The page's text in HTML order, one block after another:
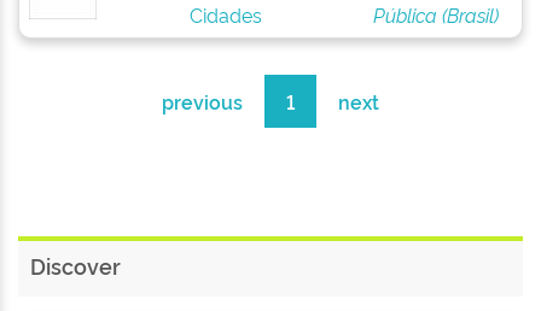
Cidades
Pública (Brasil)
previous 1 next
Discover